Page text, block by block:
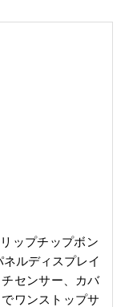
ップチップボン
ルディスプレイ
センサー、カバ
ワンストップサ